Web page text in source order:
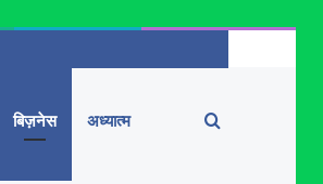
बिज़नेस अध्यात्म Search